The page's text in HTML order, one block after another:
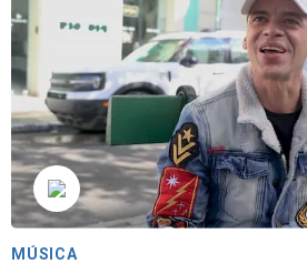
MÚSICA